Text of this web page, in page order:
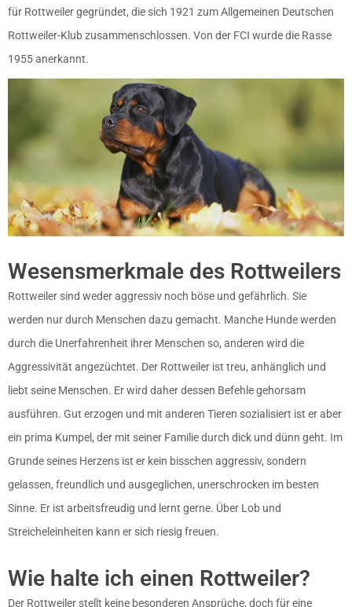
für Rottweiler gegründet, die sich 1921 zum Allgemeinen Deutschen
Rottweiler-Klub zusammenschlossen. Von der FCI wurde die Rasse
1955 anerkannt.
Wesensmerkmale des Rottweilers
Rottweiler sind weder aggressiv noch böse und gefährlich. Sie
werden nur durch Menschen dazu gemacht. Manche Hunde werden
durch die Unerfahrenheit ihrer Menschen so, anderen wird die
Aggressivität angezüchtet. Der Rottweiler ist treu, anhänglich und
liebt seine Menschen. Er wird daher dessen Befehle gehorsam
ausführen. Gut erzogen und mit anderen Tieren sozialisiert ist er aber
ein prima Kumpel, der mit seiner Familie durch dick und dünn geht. Im
Grunde seines Herzens ist er kein bisschen aggressiv, sondern
gelassen, freundlich und ausgeglichen, unerschrocken im besten
Sinne. Er ist arbeitsfreudig und lernt gerne. Über Lob und
Streicheleinheiten kann er sich riesig freuen.
Wie halte ich einen Rottweiler?
Der Rottweiler stellt keine besonderen Ansprüche, doch für eine